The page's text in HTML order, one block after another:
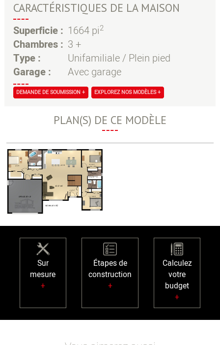
CARACTÉRISTIQUES DE LA MAISON
Superficie :
Chambres :
Type :
Garage :
1664 pi2
3 +
Unifamiliale / Plein pied
Avec garage
DEMANDE DE SOUMISSION + EXPLOREZ NOS MODÈLES +
PLAN(S) DE CE MODÈLE
Sur
mesure
+
Étapes de
construction
+
Calculez
votre
budget
+